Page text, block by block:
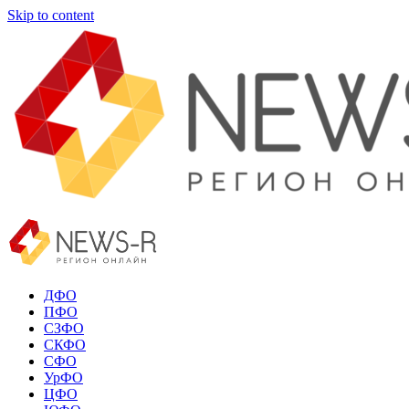
Skip to content
ДФО
ПФО
СЗФО
СКФО
СФО
УрФО
ЦФО